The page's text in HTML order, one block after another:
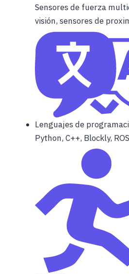
Sensores de fuerza
visión, sensores de
Lenguajes de
Python, C++, Blockly, ROS